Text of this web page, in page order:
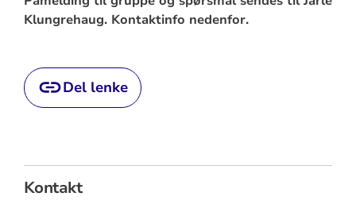
Klungrehaug. Kontaktinfo nedenfor.
Del lenke
Kontakt